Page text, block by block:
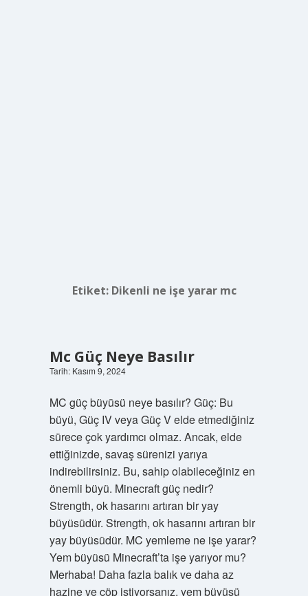
Etiket: Dikenli ne işe yarar mc
Mc Güç Neye Basılır
Tarih: Kasım 9, 2024
MC güç büyüsü neye basılır? Güç: Bu
büyü, Güç IV veya Güç V elde etmediğiniz
sürece çok yardımcı olmaz. Ancak, elde
ettiğinizde, savaş sürenizi yarıya
indirebilirsiniz. Bu, sahip olabileceğiniz en
önemli büyü. Minecraft güç nedir?
Strength, ok hasarını artıran bir yay
büyüsüdür. Strength, ok hasarını artıran bir
yay büyüsüdür. MC yemleme ne işe yarar?
Yem büyüsü Minecraft’ta işe yarıyor mu?
Merhaba! Daha fazla balık ve daha az
hazine ve çöp istiyorsanız, yem büyüsü